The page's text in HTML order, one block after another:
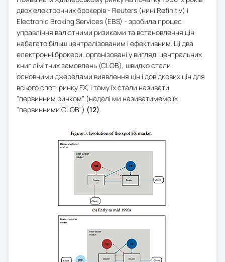
двох електронних брокерів - Reuters (нині Refinitiv) і
Electronic Broking Services (EBS) - зробила процес
управління валютними ризиками та встановлення цін
набагато більш централізованим і ефективним. Ці два
електронні брокери, організовані у вигляді центральних
книг лімітних замовлень (СLOB), швидко стали
основними джерелами виявлення цін і довідкових цін для
всього спот-ринку FX, і тому їх стали називати
"первинним ринком" (надалі ми називатимемо їх
"первинними СLOB") (12)